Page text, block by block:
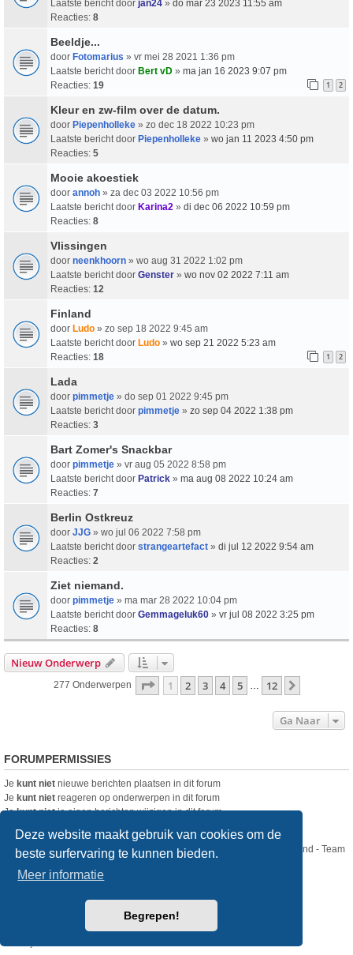
Deze website maakt gebruik van cookies om de
beste surfervaring te kunnen bieden.
Meer informatie
Begrepen!
Laatste bericht door jan24 » do mar 23 2023 11:55 am
Reacties: 8
Beeldje...
door Fotomarius » vr mei 28 2021 1:36 pm
Laatste bericht door Bert vD » ma jan 16 2023 9:07 pm
Reacties: 19 1 2
Kleur en zw-film over de datum.
door Piepenholleke » zo dec 18 2022 10:23 pm
Laatste bericht door Piepenholleke » wo jan 11 2023 4:50 pm
Reacties: 5
Mooie akoestiek
door annoh » za dec 03 2022 10:56 pm
Laatste bericht door Karina2 » di dec 06 2022 10:59 pm
Reacties: 8
Vlissingen
door neenkhoorn » wo aug 31 2022 1:02 pm
Laatste bericht door Genster » wo nov 02 2022 7:11 am
Reacties: 12
Finland
door Ludo » zo sep 18 2022 9:45 am
Laatste bericht door Ludo » wo sep 21 2022 5:23 am
Reacties: 18 1 2
Lada
door pimmetje » do sep 01 2022 9:45 pm
Laatste bericht door pimmetje » zo sep 04 2022 1:38 pm
Reacties: 3
Bart Zomer's Snackbar
door pimmetje » vr aug 05 2022 8:58 pm
Laatste bericht door Patrick » ma aug 08 2022 10:24 am
Reacties: 7
Berlin Ostkreuz
door JJG » wo jul 06 2022 7:58 pm
Laatste bericht door strangeartefact » di jul 12 2022 9:54 am
Reacties: 2
Ziet niemand.
door pimmetje » ma mar 28 2022 10:04 pm
Laatste bericht door Gemmageluk60 » vr jul 08 2022 3:25 pm
Reacties: 8
Nieuw Onderwerp
277 Onderwerpen Pagina Van12
1 2 3 4 5 12
Ga Naar
FORUMPERMISSIES
Je kunt niet nieuwe berichten plaatsen in dit forum
Je kunt niet reageren op onderwerpen in dit forum
Jekunt nietje eigen berichten wijzigen in dit forum
Nikon Club Nederland - Team
Forum
Copyright © Nikon Club Nederland 2023
® Forum Software © phpBB Limited
created by INVENTEA & v12mike